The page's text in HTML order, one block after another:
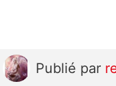
Publié par